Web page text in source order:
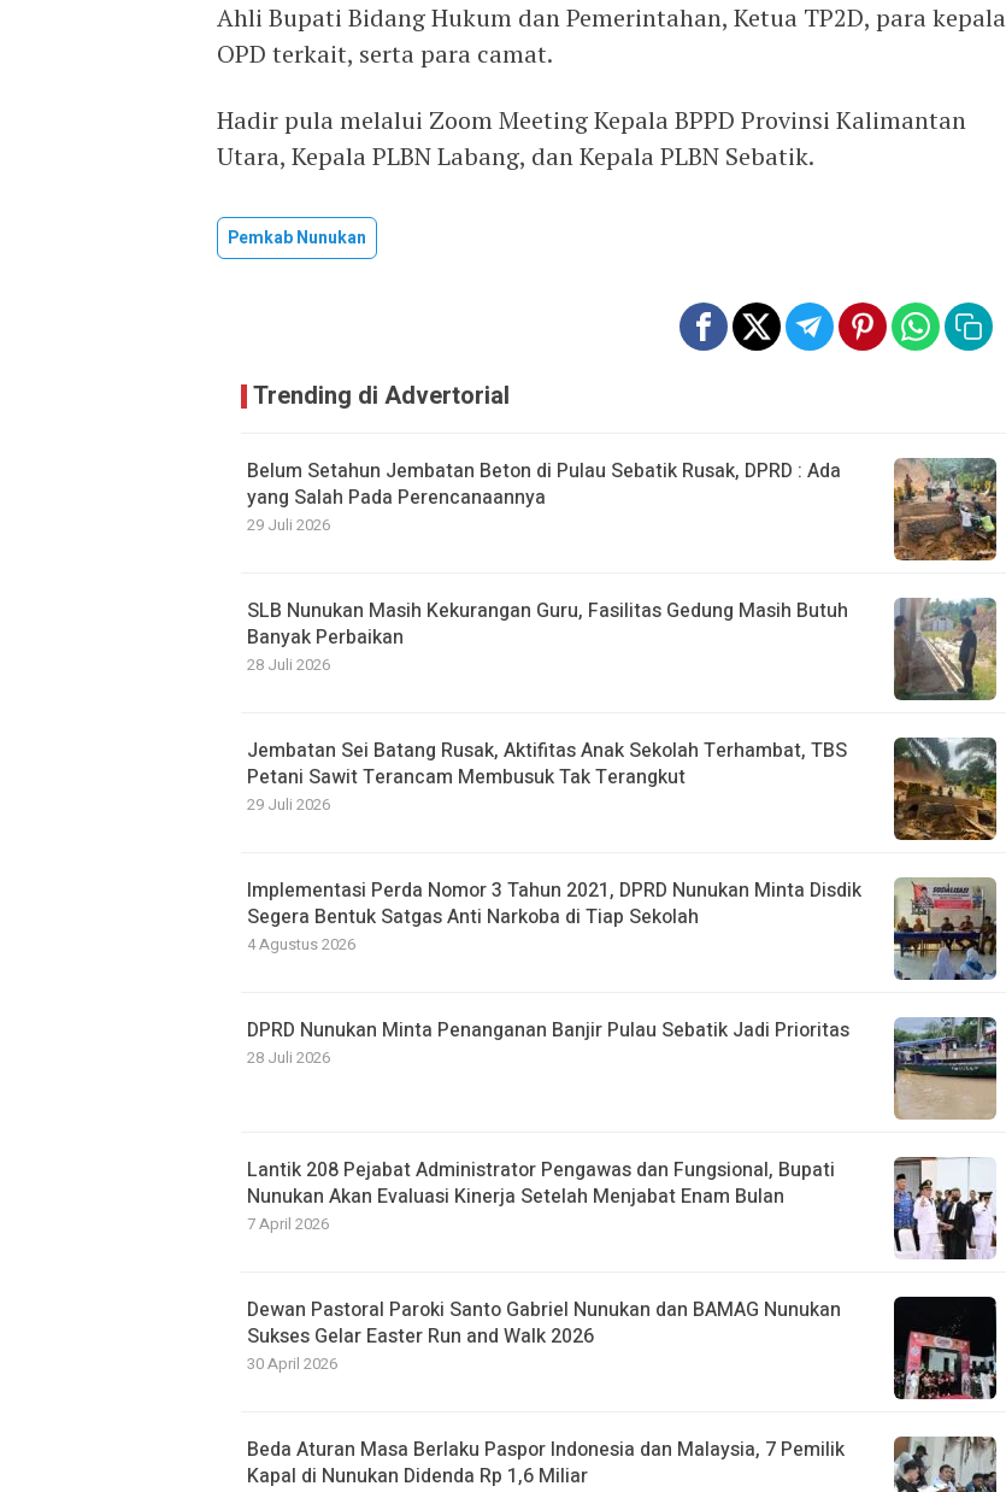
Ahli Bupati Bidang Hukum dan Pemerintahan, Ketua TP2D, para kepala
OPD terkait, serta para camat.
Hadir pula melalui Zoom Meeting Kepala BPPD Provinsi Kalimantan
Utara, Kepala PLBN Labang, dan Kepala PLBN Sebatik.
Pemkab Nunukan
Trending di Advertorial
Belum Setahun Jembatan Beton di Pulau Sebatik Rusak, DPRD : Ada
yang Salah Pada Perencanaannya
29 Juli 2026
SLB Nunukan Masih Kekurangan Guru, Fasilitas Gedung Masih Butuh
Banyak Perbaikan
28 Juli 2026
Jembatan Sei Batang Rusak, Aktifitas Anak Sekolah Terhambat, TBS
Petani Sawit Terancam Membusuk Tak Terangkut
29 Juli 2026
Implementasi Perda Nomor 3 Tahun 2021, DPRD Nunukan Minta Disdik
Segera Bentuk Satgas Anti Narkoba di Tiap Sekolah
4 Agustus 2026
DPRD Nunukan Minta Penanganan Banjir Pulau Sebatik Jadi Prioritas
28 Juli 2026
Lantik 208 Pejabat Administrator Pengawas dan Fungsional, Bupati
Nunukan Akan Evaluasi Kinerja Setelah Menjabat Enam Bulan
7 April 2026
Dewan Pastoral Paroki Santo Gabriel Nunukan dan BAMAG Nunukan
Sukses Gelar Easter Run and Walk 2026
30 April 2026
Beda Aturan Masa Berlaku Paspor Indonesia dan Malaysia, 7 Pemilik
Kapal di Nunukan Didenda Rp 1,6 Miliar